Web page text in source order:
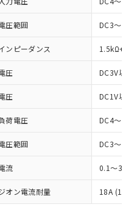
圧範囲 DC3～
ンピーダンス
圧 DC3V以下
圧 DC1V以上
荷電圧 DC4～
圧範囲 DC3～
流 0.1～3A
オン電流耐量 18A
だき、同意のうえ
指令（10物質）の
提供可能な商品で
（10物質）の非含
、対応品を出す予